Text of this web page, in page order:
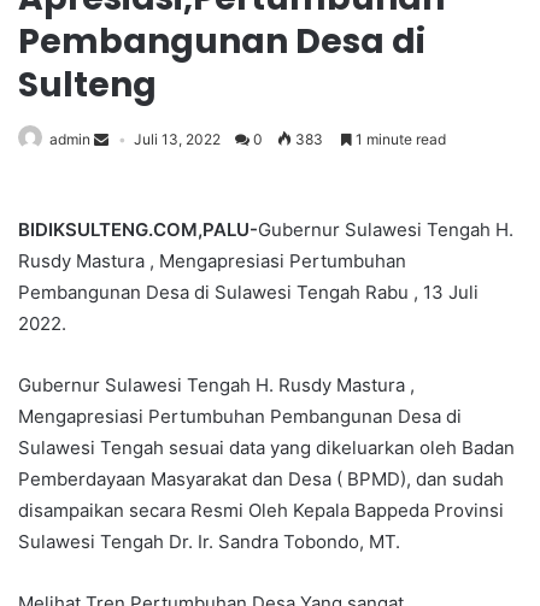
Pembangunan Desa di
Sulteng
admin Juli 13, 2022 0 383 1 minute read
BIDIKSULTENG.COM,PALU-Gubernur Sulawesi Tengah H.
Rusdy Mastura , Mengapresiasi Pertumbuhan
Pembangunan Desa di Sulawesi Tengah Rabu , 13 Juli
2022.
Gubernur Sulawesi Tengah H. Rusdy Mastura ,
Mengapresiasi Pertumbuhan Pembangunan Desa di
Sulawesi Tengah sesuai data yang dikeluarkan oleh Badan
Pemberdayaan Masyarakat dan Desa ( BPMD), dan sudah
disampaikan secara Resmi Oleh Kepala Bappeda Provinsi
Sulawesi Tengah Dr. Ir. Sandra Tobondo, MT.